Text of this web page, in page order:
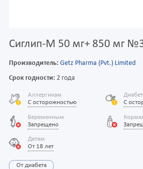
Сиглип-М 50 мг+ 850 мг
Производитель: Getz Pharma (Pvt.) Limited
Срок годности: 2 года
Аллергикам
С осторожностью
С
Беременным
Запрещено
Детям
От 18 лет
От диабета